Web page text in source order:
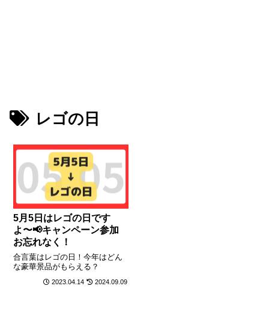
レゴの日
5月5日はレゴの日です
よ〜📢キャンペーン参加
お忘れなく！
合言葉はレゴの日！今年はどん
な豪華景品がもらえる？
2023.04.14 2024.09.09